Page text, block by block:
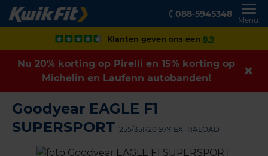
088-5945348
Menu
Klanten geven ons een 8,9
Nu 20% korting op Pirelli en 15% korting op
Michelin en Laufenn autobanden!
Goodyear EAGLE F1
SUPERSPORT 255/35R20 97Y EXTRALOAD